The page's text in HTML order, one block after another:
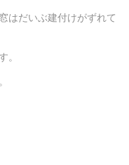
はだいぶ建付けがずれて
。